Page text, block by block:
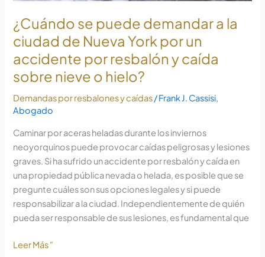
¿Cuándo se puede demandar a la
ciudad de Nueva York por un
accidente por resbalón y caída
sobre nieve o hielo?
Demandas por resbalones y caídas/Frank J. Cassisi,
Abogado
Caminar por aceras heladas durante los inviernos
neoyorquinos puede provocar caídas peligrosas y lesiones
graves. Si ha sufrido un accidente por resbalón y caída en
una propiedad pública nevada o helada, es posible que se
pregunte cuáles son sus opciones legales y si puede
responsabilizar a la ciudad. Independientemente de quién
pueda ser responsable de sus lesiones, es fundamental que
por
resbalón
y
caída
sobre
o
hielo?
Leer Más "